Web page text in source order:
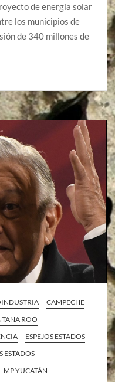
de energía solar
los municipios de
de 340 millones de
CAMPECHE
ROO
ESPEJOS ESTADOS
ESTADOS
MP YUCATÁN